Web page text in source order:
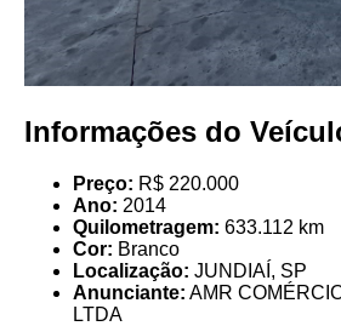
Informações do
Preço: R$ 220.000
Ano: 2014
Quilometragem: 633.112 km
Cor: Branco
Localização: JUNDIAÍ, SP
Anunciante: AMR
LTDA